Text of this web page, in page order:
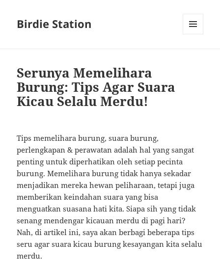
Birdie Station
Serunya Memelihara
Burung: Tips Agar Suara
Kicau Selalu Merdu!
Tips memelihara burung, suara burung,
perlengkapan & perawatan adalah hal yang sangat
penting untuk diperhatikan oleh setiap pecinta
burung. Memelihara burung tidak hanya sekadar
menjadikan mereka hewan peliharaan, tetapi juga
memberikan keindahan suara yang bisa
menguatkan suasana hati kita. Siapa sih yang tidak
senang mendengar kicauan merdu di pagi hari?
Nah, di artikel ini, saya akan berbagi beberapa tips
seru agar suara kicau burung kesayangan kita selalu
merdu.